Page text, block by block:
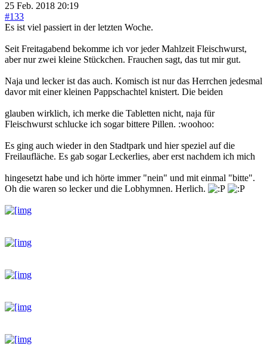
25 Feb. 2018 20:19
#133
Es ist viel passiert in der letzten Woche.
Seit Freitagabend bekomme ich vor jeder Mahlzeit Fleischwurst,
aber nur zwei kleine Stückchen. Frauchen sagt, das tut mir gut.
Naja und lecker ist das auch. Komisch ist nur das Herrchen jedesmal
davor mit einer kleinen Pappschachtel knistert. Die beiden
glauben wirklich, ich merke die Tabletten nicht, naja für
Fleischwurst schlucke ich sogar bittere Pillen. :woohoo:
Es ging auch wieder in den Stadtpark und hier speziel auf die
Freilaufläche. Es gab sogar Leckerlies, aber erst nachdem ich mich
hingesetzt habe und ich hörte immer "nein" und mit einmal "bitte".
Oh die waren so lecker und die Lobhymnen. Herlich.